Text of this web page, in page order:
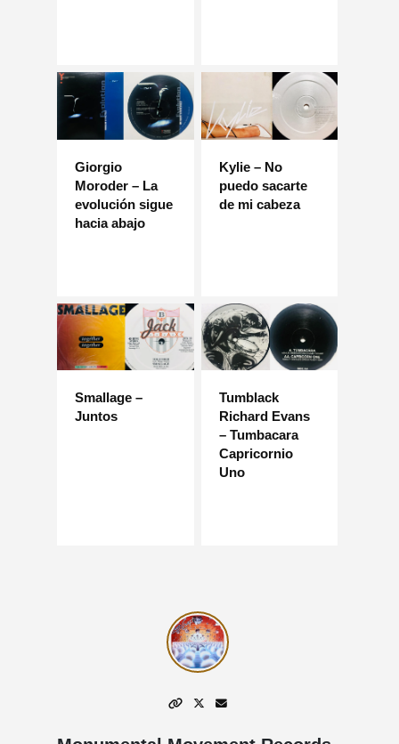
Giorgio
Moroder – La
evolución sigue
hacia abajo
Kylie – No
puedo sacarte
de mi cabeza
Smallage –
Juntos
Tumblack
Richard Evans
– Tumbacara
Capricornio
Uno